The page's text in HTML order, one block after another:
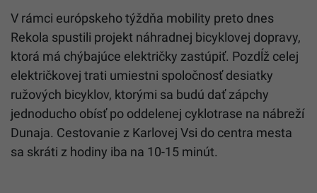
V rámci európskeho týždňa mobility preto dnes
Rekola spustili projekt náhradnej bicyklovej dopravy,
ktorá má chýbajúce električky zastúpiť. Pozdĺž celej
električkovej trati umiestni spoločnosť desiatky
ružových bicyklov, ktorými sa budú dať zápchy
jednoducho obísť po oddelenej cyklotrase na nábreží
Dunaja. Cestovanie z Karlovej Vsi do centra mesta
sa skráti z hodiny iba na 10-15 minút.